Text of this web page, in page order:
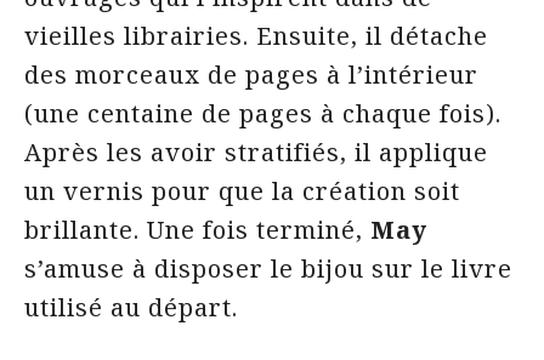
vieilles librairies. Ensuite, il détache
des morceaux de pages à l’intérieur
(une centaine de pages à chaque fois).
Après les avoir stratifiés, il applique
un vernis pour que la création soit
brillante. Une fois terminé, May
s’amuse à disposer le bijou sur le livre
utilisé au départ.